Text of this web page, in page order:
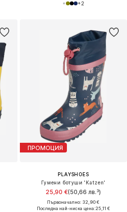
+2
ПРОМОЦИЯ
PLAYSHOES
Гумени ботуши 'Katzen'
25,90 €(50,66 лв.³)
Първоначално: 32,90 €
Последна най-ниска цена:25,11 €